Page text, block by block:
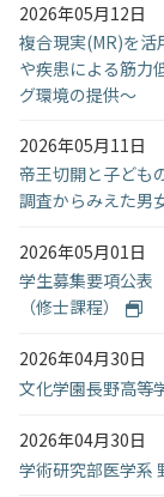
2026年05月12日
複合現実(MR)を活
や疾患による筋力
グ環境の提供〜
2026年05月11日
帝王切開と子ども
調査からみえた男
2026年05月01日
学生募集要項公表
（修士課程）
2026年04月30日
文化学園長野高等
2026年04月30日
学術研究部医学系